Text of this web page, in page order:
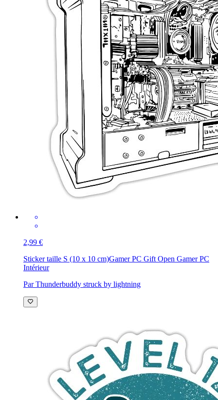
2,99 €
Sticker taille S (10 x 10 cm)Gamer PC Gift Open Gamer PC
Intérieur
Par Thunderbuddy struck by lightning